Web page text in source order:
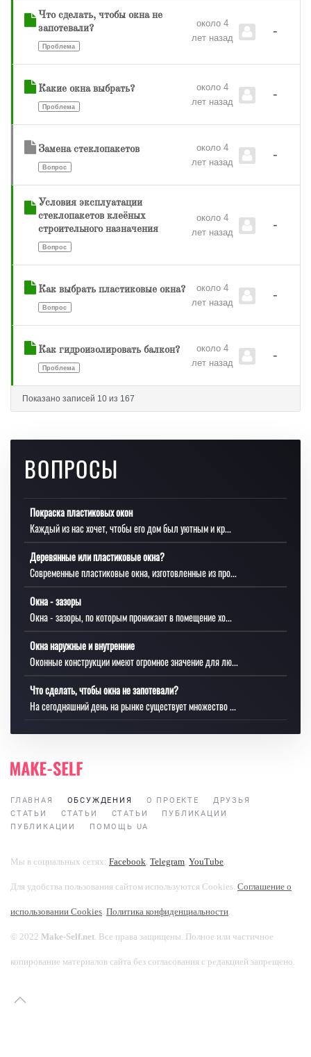
Что сделать, чтобы окна не
запотевали?
Проблема
около 4
лет назад
-
Какие окна выбрать?
Проблема
около 4
лет назад
-
Замена стеклопакетов
Вопрос
около 4
лет назад
-
Условия эксплуатации
стеклопакетов клеёных
строительного назначения
Вопрос
около 4
лет назад
-
Как выбрать пластиковые окна?
Вопрос
около 4
лет назад
-
Как гидроизолировать балкон?
Проблема
около 4
лет назад
-
Показано записей 10 из 167
ВОПРОСЫ
Покраска пластиковых окон
Каждый из нас хочет, чтобы его дом был уютным и кр...
Деревянные или пластиковые окна?
Современные пластиковые окна, изготовленные из про...
Окна - зазоры
Окна - зазоры, по которым проникают в помещение хо...
Окна наружные и внутренние
Оконные конструкции имеют огромное значение для лю...
Что сделать, чтобы окна не запотевали?
На сегодняшний день на рынке существует множество ...
ГЛАВНАЯ ОБСУЖДЕНИЯ О ПРОЕКТЕ
ДРУЗЬЯ
СТАТЬИ
СТАТЬИ СТАТЬИ
ПУБЛИКАЦИИ
ПУБЛИКАЦИИ
ПОМОЩЬ UA
Мы в социальных сетях: Facebook, Telegram, YouTube.
Для удобства пользования сайтом используются Cookies. Соглашение о
использовании Cookies. Политика конфиденциальности.
© 2022 Make-Self.net. Все права защищены. Полное или частичное
копирование материалов сайта без согласования с редакцией запрещено.